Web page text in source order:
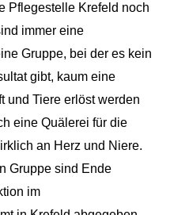
Pflegestelle Krefeld noch
immer eine
Gruppe, bei der es kein
gibt, kaum eine
und Tiere erlöst werden
eine Quälerei für die
an Herz und Niere.
Gruppe sind Ende
im